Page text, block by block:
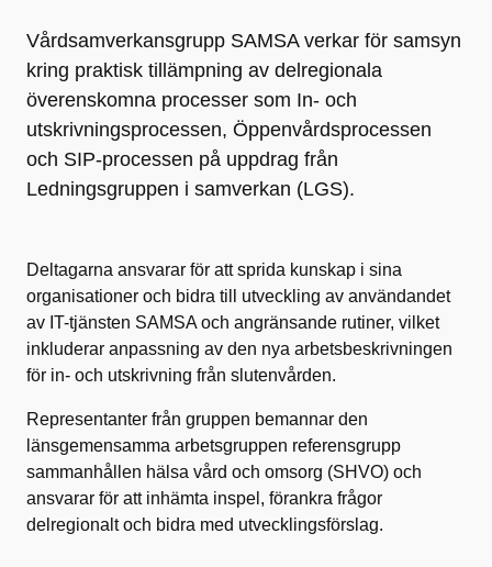
Vårdsamverkansgrupp SAMSA verkar för samsyn
kring praktisk tillämpning av delregionala
överenskomna processer som In- och
utskrivningsprocessen, Öppenvårdsprocessen
och SIP-processen på uppdrag från
Ledningsgruppen i samverkan (LGS).
Deltagarna ansvarar för att sprida kunskap i sina
organisationer och bidra till utveckling av användandet
av IT-tjänsten SAMSA och angränsande rutiner, vilket
inkluderar anpassning av den nya arbetsbeskrivningen
för in- och utskrivning från slutenvården.
Representanter från gruppen bemannar den
länsgemensamma arbetsgruppen referensgrupp
sammanhållen hälsa vård och omsorg (SHVO) och
ansvarar för att inhämta inspel, förankra frågor
delregionalt och bidra med utvecklingsförslag.